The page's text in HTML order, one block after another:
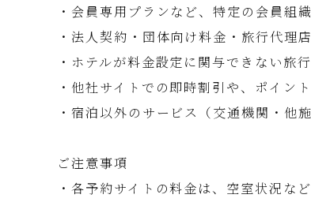
・会員専用プランなど、特定の会員組
・法人契約・団体向け料金・旅行代理
・ホテルが料金設定に関与できない旅
・他社サイトでの即時割引や、ポイン
・宿泊以外のサービス（交通機関・他
ご注意事項
・各予約サイトの料金は、空室状況な